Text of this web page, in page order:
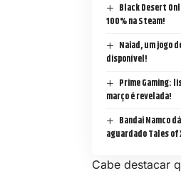
Black Desert
100% na Steam!
Naiad, um jogo
disponível!
Prime Gaming:
março é revelada!
Bandai Namco
aguardado Tales
Cabe destacar